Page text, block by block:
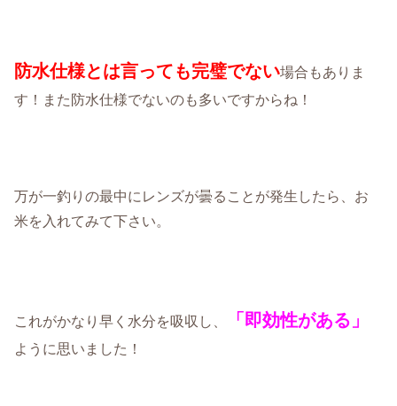
防水仕様とは言っても完璧でない場合もありま
す！また防水仕様でないのも多いですからね！
万が一釣りの最中にレンズが曇ることが発生したら、お
米を入れてみて下さい。
これがかなり早く水分を吸収し、 「即効性がある」
ように思いました！